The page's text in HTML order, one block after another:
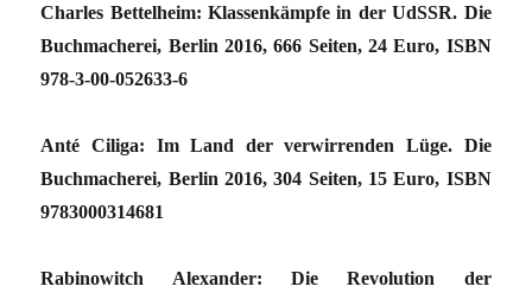
Charles Bettelheim: Klassenkämpfe in der UdSSR. Die
Buchmacherei, Berlin 2016, 666 Seiten, 24 Euro, ISBN
978-3-00-052633-6
Anté Ciliga: Im Land der verwirrenden Lüge. Die
Buchmacherei, Berlin 2016, 304 Seiten, 15 Euro, ISBN
9783000314681
Rabinowitch Alexander: Die Revolution der